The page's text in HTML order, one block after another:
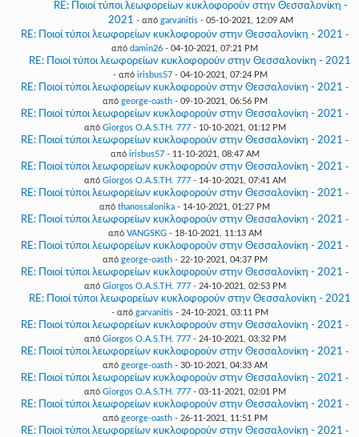
RE: Ποιοί τύποι λεωφορείων κυκλοφορούν στην Θεσσαλονίκη -
2021 - από garvanitis- 05-10-2021, 12:09 AM
RE: Ποιοί τύποι λεωφορείων κυκλοφορούν στην Θεσσαλονίκη - 2021 -
από damin26 - 04-10-2021, 07:21 PM
RE: Ποιοί τύποι λεωφορείων κυκλοφορούν στην Θεσσαλονίκη - 2021
- από irisbus57- 04-10-2021, 07:24 PM
RE: Ποιοί τύποι λεωφορείων κυκλοφορούν στην Θεσσαλονίκη - 2021 -
από george-oasth- 09-10-2021, 06:56 PM
RE: Ποιοί τύποι λεωφορείων κυκλοφορούν στην Θεσσαλονίκη - 2021 -
από Giorgos O.A.S.TH. 777- 10-10-2021, 01:12 PM
RE: Ποιοί τύποι λεωφορείων κυκλοφορούν στην Θεσσαλονίκη - 2021 -
από irisbus57- 11-10-2021, 08:47 AM
RE: Ποιοί τύποι λεωφορείων κυκλοφορούν στην Θεσσαλονίκη - 2021 -
από Giorgos O.A.S.TH. 777- 14-10-2021, 07:41 AM
RE: Ποιοί τύποι λεωφορείων κυκλοφορούν στην Θεσσαλονίκη - 2021 -
από thanossalonika - 14-10-2021, 01:27 PM
RE: Ποιοί τύποι λεωφορείων κυκλοφορούν στην Θεσσαλονίκη - 2021 -
από VANGSKG- 18-10-2021, 11:13 AM
RE: Ποιοί τύποι λεωφορείων κυκλοφορούν στην Θεσσαλονίκη - 2021 -
από george-oasth- 22-10-2021, 04:37 PM
RE: Ποιοί τύποι λεωφορείων κυκλοφορούν στην Θεσσαλονίκη - 2021 -
από Giorgos O.A.S.TH. 777- 24-10-2021, 02:53 PM
RE: Ποιοί τύποι λεωφορείων κυκλοφορούν στην Θεσσαλονίκη - 2021
- από garvanitis - 24-10-2021, 03:11 PM
RE: Ποιοί τύποι λεωφορείων κυκλοφορούν στην Θεσσαλονίκη - 2021 -
από Giorgos O.A.S.TH. 777- 24-10-2021, 03:32 PM
RE: Ποιοί τύποι λεωφορείων κυκλοφορούν στην Θεσσαλονίκη - 2021 -
από george-oasth- 30-10-2021, 04:33 AM
RE: Ποιοί τύποι λεωφορείων κυκλοφορούν στην Θεσσαλονίκη - 2021 -
από Giorgos O.A.S.TH. 777- 03-11-2021, 02:01 PM
RE: Ποιοί τύποι λεωφορείων κυκλοφορούν στην Θεσσαλονίκη - 2021 -
από george-oasth- 26-11-2021, 11:51 PM
RE: Ποιοί τύποι λεωφορείων κυκλοφορούν στην Θεσσαλονίκη - 2021 -